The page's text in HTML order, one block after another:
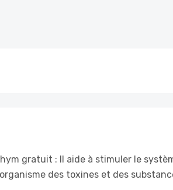
gratuit : Il aide à stimuler le
des toxines et des